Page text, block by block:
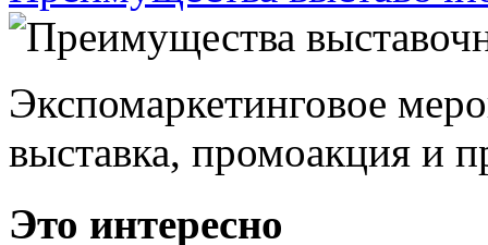
Экспомаркетинговое
выставка, промоакция и
Это интересно